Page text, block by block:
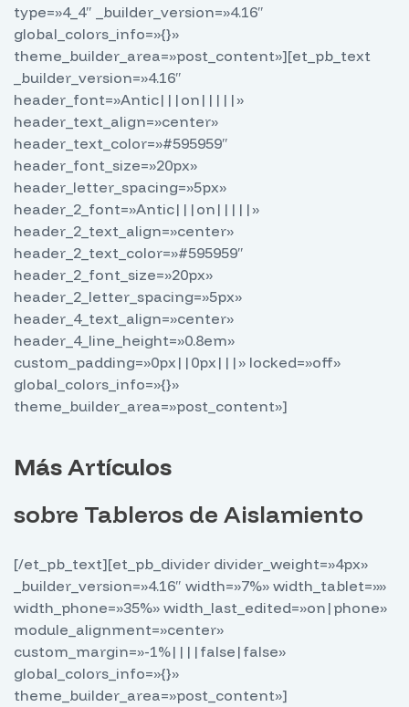
type=»4_4″ _builder_version=»4.16″
global_colors_info=»{}»
theme_builder_area=»post_content»][et_pb_text
_builder_version=»4.16″
header_font=»Antic|||on|||||»
header_text_align=»center»
header_text_color=»#595959″
header_font_size=»20px»
header_letter_spacing=»5px»
header_2_font=»Antic|||on|||||»
header_2_text_align=»center»
header_2_text_color=»#595959″
header_2_font_size=»20px»
header_2_letter_spacing=»5px»
header_4_text_align=»center»
header_4_line_height=»0.8em»
custom_padding=»0px||0px|||» locked=»off»
global_colors_info=»{}»
theme_builder_area=»post_content»]
Más Artículos
sobre Tableros de Aislamiento
[/et_pb_text][et_pb_divider divider_weight=»4px»
_builder_version=»4.16″ width=»7%» width_tablet=»»
width_phone=»35%» width_last_edited=»on|phone»
module_alignment=»center»
custom_margin=»-1%||||false|false»
global_colors_info=»{}»
theme_builder_area=»post_content»]